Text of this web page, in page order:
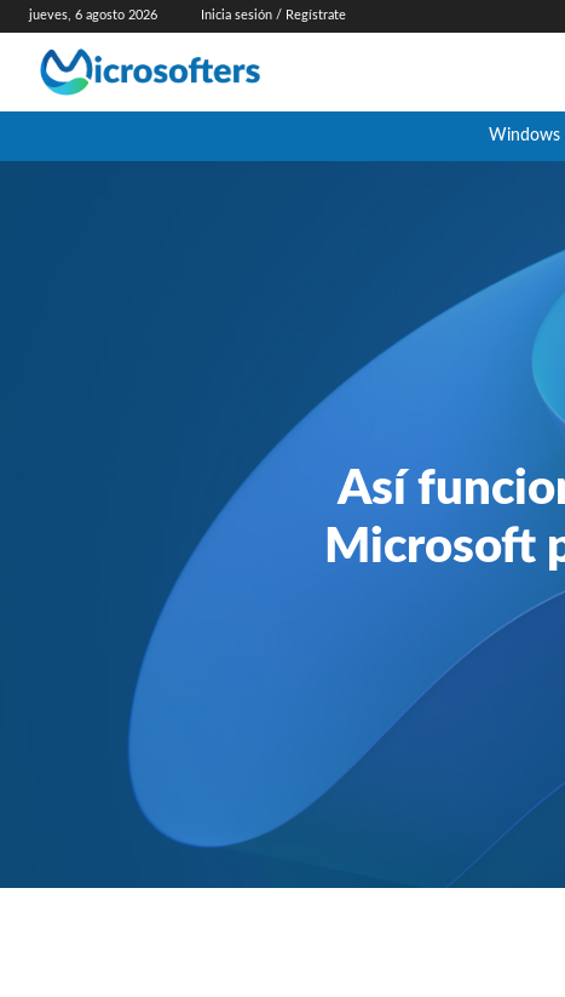
jueves, 6 agosto 2026 Inicia sesión / Regístrate
Windows
Así
Microsoft